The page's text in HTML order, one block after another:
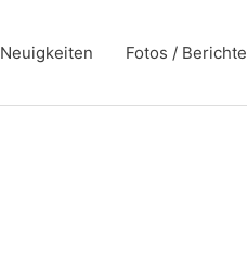
Neuigkeiten Fotos / Berichte